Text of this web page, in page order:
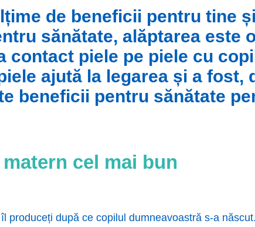
de beneficii pentru tine
sănătate, alăptarea este
contact piele pe piele cu
ajută la legarea și a fost,
beneficii pentru sănătate
cel mai bun
produceți după ce copilul dumneavoastră s-a